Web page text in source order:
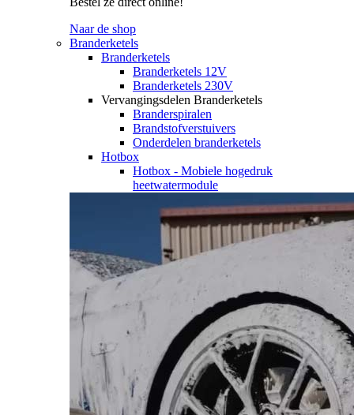
Naar de shop
Branderketels
Branderketels
Branderketels 12V
Branderketels 230V
Vervangingsdelen Branderketels
Branderspiralen
Brandstofverstuivers
Onderdelen branderketels
Hotbox
Hotbox - Mobiele hogedruk
heetwatermodule